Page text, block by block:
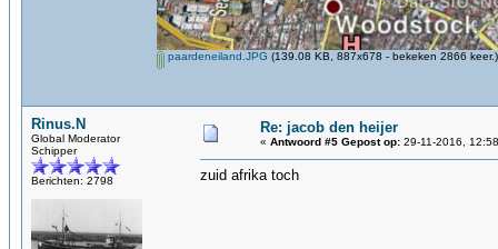
paardeneiland.JPG (139.08 KB, 887x678 - bekeken 2866 keer.)
Rinus.N
Global Moderator
Schipper
Berichten: 2798
Re: jacob den heijer
« Antwoord #5 Gepost op: 29-11-2016,
zuid afrika toch